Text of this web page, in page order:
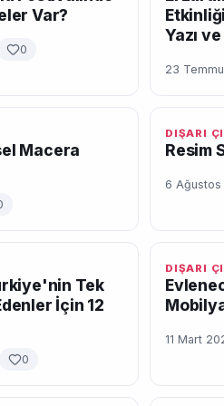
Var?
0
Yazı
23
Macera
DIŞARI
Resim
6 Ağustos
Tek
İçin 12
0
DIŞARI
11 Mart